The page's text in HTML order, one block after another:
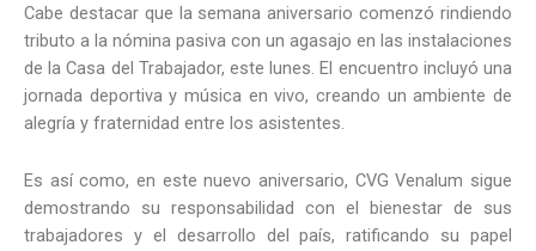
Cabe destacar que la semana aniversario comenzó rindiendo
tributo a la nómina pasiva con un agasajo en las instalaciones
de la Casa del Trabajador, este lunes. El encuentro incluyó una
jornada deportiva y música en vivo, creando un ambiente de
alegría y fraternidad entre los asistentes.
Es así como, en este nuevo aniversario, CVG Venalum sigue
demostrando su responsabilidad con el bienestar de sus
trabajadores y el desarrollo del país, ratificando su papel